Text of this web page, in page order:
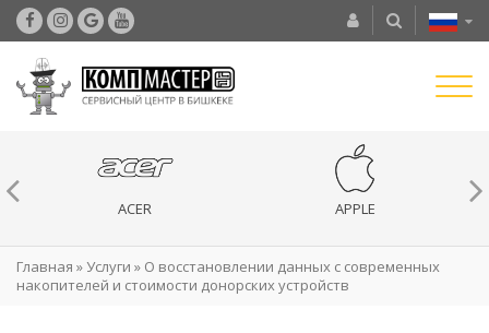
ACER APPLE
Главная »Услуги » О восстановлении данных с современных
накопителей и стоимости донорских устройств